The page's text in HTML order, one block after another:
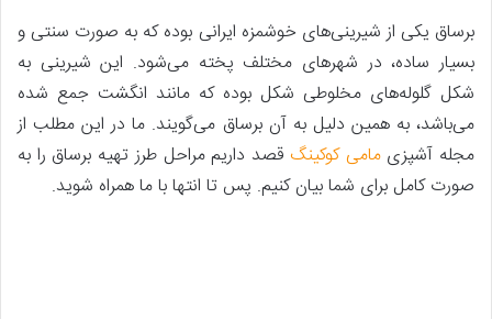
برساق یکی از شیرینی‌های خوشمزه ایرانی بوده که به صورت سنتی و
بسیار ساده، در شهرهای مختلف پخته می‌شود. این شیرینی به
شکل گلوله‌های مخلوطی شکل بوده که مانند انگشت جمع شده
می‌باشد، به همین دلیل به آن برساق می‌گویند. ما در این مطلب از
مجله آشپزیمامی کوکینگ قصد داریم مراحل طرز تهیه برساق را به
صورت کامل برای شما بیان کنیم. پس تا انتها با ما همراه شوید.